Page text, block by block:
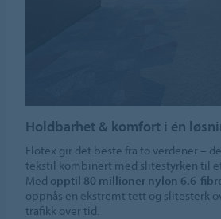
Holdbarhet & komfort i én
Flotex gir det beste fra to verdener –
tekstil kombinert med slitestyrken til
Med opptil 80 millioner nylon 6.6-
oppnås en ekstremt tett og slitesterk
trafikk over tid.